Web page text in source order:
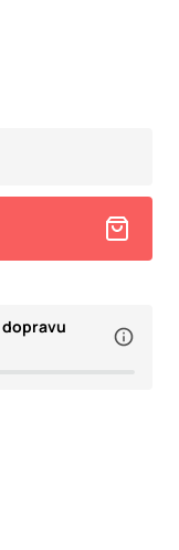
dopravu